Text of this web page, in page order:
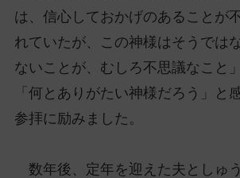
は、信心しておかげのあることが
れていたが、この神様はそうでは
ないことが、むしろ不思議なこと
「何とありがたい神様だろう」と
参拝に励みました。
数年後、定年を迎えた夫としゅ